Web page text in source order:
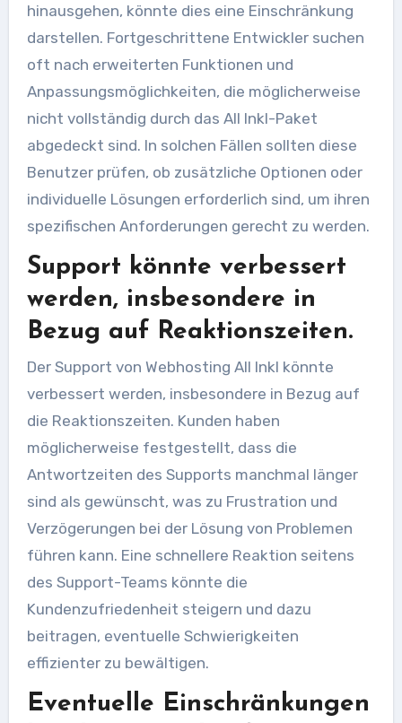
hinausgehen, könnte dies eine Einschränkung
darstellen. Fortgeschrittene Entwickler suchen
oft nach erweiterten Funktionen und
Anpassungsmöglichkeiten, die möglicherweise
nicht vollständig durch das All Inkl-Paket
abgedeckt sind. In solchen Fällen sollten diese
Benutzer prüfen, ob zusätzliche Optionen oder
individuelle Lösungen erforderlich sind, um ihren
spezifischen Anforderungen gerecht zu werden.
Support könnte verbessert
werden, insbesondere in
Bezug auf Reaktionszeiten.
Der Support von Webhosting All Inkl könnte
verbessert werden, insbesondere in Bezug auf
die Reaktionszeiten. Kunden haben
möglicherweise festgestellt, dass die
Antwortzeiten des Supports manchmal länger
sind als gewünscht, was zu Frustration und
Verzögerungen bei der Lösung von Problemen
führen kann. Eine schnellere Reaktion seitens
des Support-Teams könnte die
Kundenzufriedenheit steigern und dazu
beitragen, eventuelle Schwierigkeiten
effizienter zu bewältigen.
Eventuelle Einschränkungen